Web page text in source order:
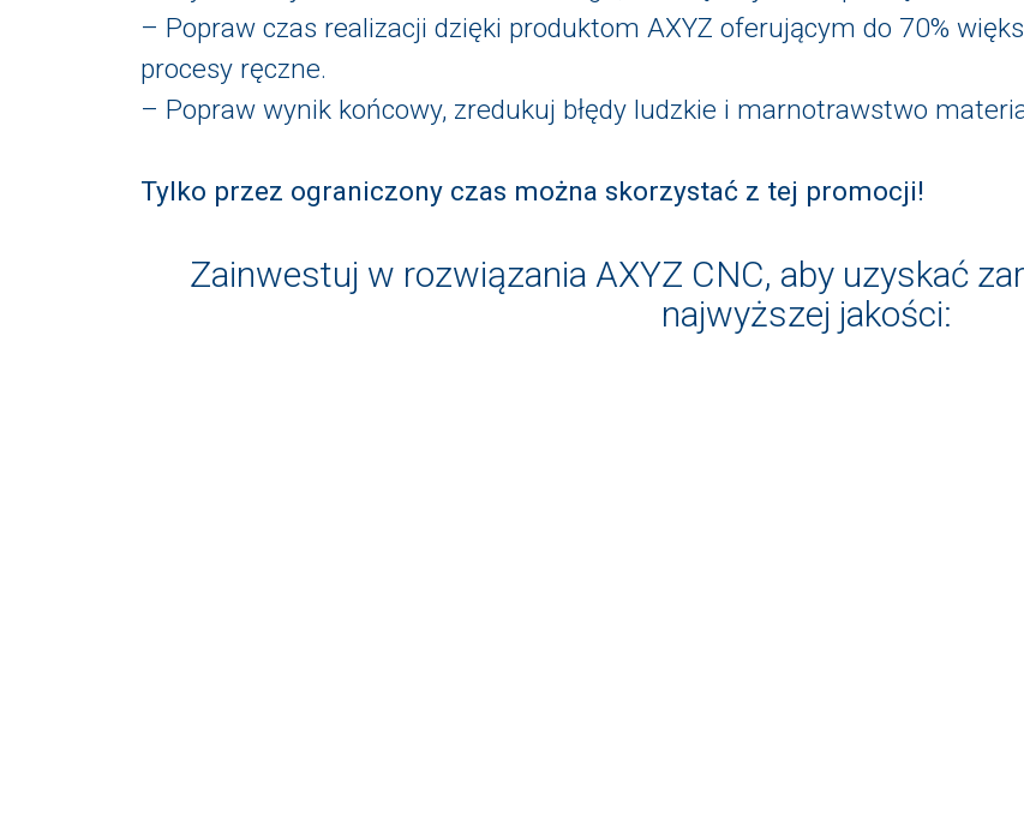
– Popraw czas realizacji dzięki produktom AXYZ oferującym do 70%
procesy ręczne.
– Popraw wynik końcowy, zredukuj błędy ludzkie i marnotrawstwo
Tylko przez ograniczony czas można skorzystać z tej promocji!
Zainwestuj w rozwiązania AXYZ CNC, aby uzyskać
najwyższej jakości: